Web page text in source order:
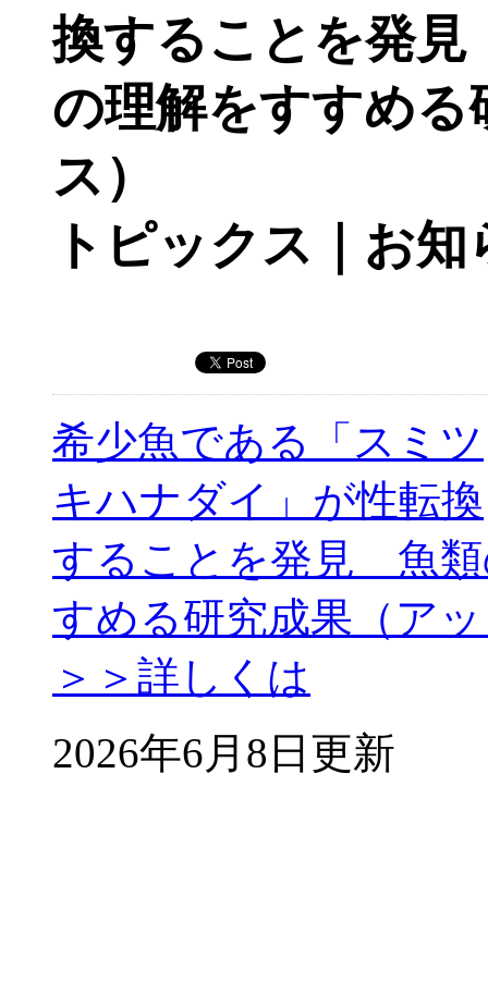
換することを発
の理解をすすめ
ス）
トピックス｜お知
希少魚である「スミツ
キハナダイ」が性転換
することを発見 魚類
すめる研究成果（ア
＞＞詳しくは
2026年6月8日更新